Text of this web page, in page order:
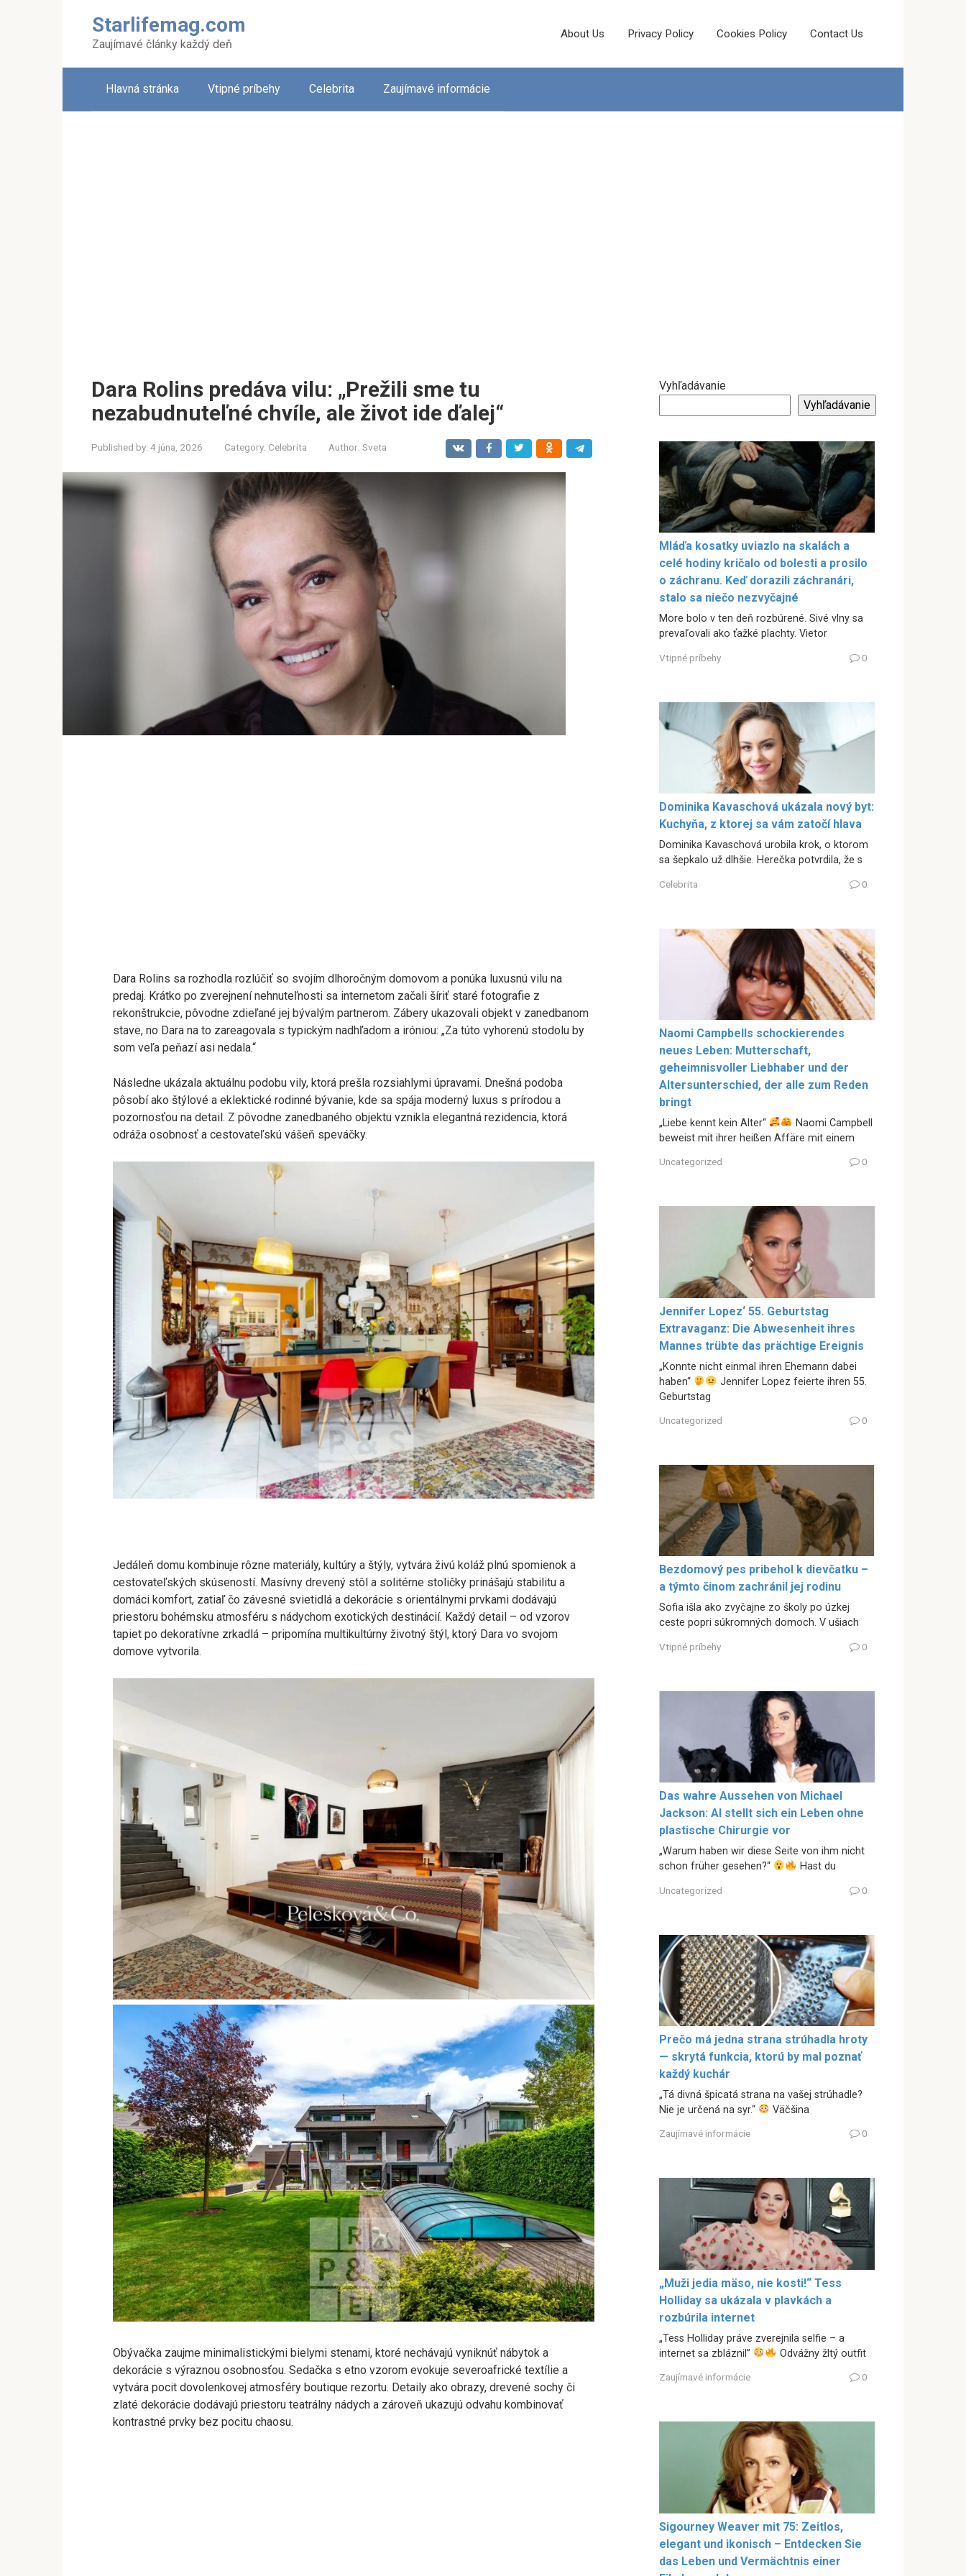
Starlifemag.com
Zaujímavé články každý deň
About Us Privacy Policy Cookies Policy Contact Us
Hlavná stránka Vtipné príbehy Celebrita Zaujímavé informácie
Dara Rolins predáva vilu: „Prežili sme tu
nezabudnuteľné chvíle, ale život ide ďalej“
Published by: 4 júna, 2026 Category: Celebrita Author: Sveta
Dara Rolins sa rozhodla rozlúčiť so svojím dlhoročným domovom a ponúka luxusnú vilu na
predaj. Krátko po zverejnení nehnuteľnosti sa internetom začali šíriť staré fotografie z
rekonštrukcie, pôvodne zdieľané jej bývalým partnerom. Zábery ukazovali objekt v zanedbanom
stave, no Dara na to zareagovala s typickým nadhľadom a iróniou: „Za túto vyhorenú stodolu by
som veľa peňazí asi nedala.“
Následne ukázala aktuálnu podobu vily, ktorá prešla rozsiahlymi úpravami. Dnešná podoba
pôsobí ako štýlové a eklektické rodinné bývanie, kde sa spája moderný luxus s prírodou a
pozornosťou na detail. Z pôvodne zanedbaného objektu vznikla elegantná rezidencia, ktorá
odráža osobnosť a cestovateľskú vášeň speváčky.
Jedáleň domu kombinuje rôzne materiály, kultúry a štýly, vytvára živú koláž plnú spomienok a
cestovateľských skúseností. Masívny drevený stôl a solitérne stoličky prinášajú stabilitu a
domáci komfort, zatiaľ čo závesné svietidlá a dekorácie s orientálnymi prvkami dodávajú
priestoru bohémsku atmosféru s nádychom exotických destinácií. Každý detail – od vzorov
tapiet po dekoratívne zrkadlá – pripomína multikultúrny životný štýl, ktorý Dara vo svojom
domove vytvorila.
Obývačka zaujme minimalistickými bielymi stenami, ktoré nechávajú vyniknúť nábytok a
dekorácie s výraznou osobnosťou. Sedačka s etno vzorom evokuje severoafrické textílie a
vytvára pocit dovolenkovej atmosféry boutique rezortu. Detaily ako obrazy, drevené sochy či
zlaté dekorácie dodávajú priestoru teatrálny nádych a zároveň ukazujú odvahu kombinovať
kontrastné prvky bez pocitu chaosu.
Vyhľadávanie
Vyhľadávanie
Mláďa kosatky uviazlo na skalách a
celé hodiny kričalo od bolesti a prosilo
o záchranu. Keď dorazili záchranári,
stalo sa niečo nezvyčajné
More bolo v ten deň rozbúrené. Sivé vlny sa
prevaľovali ako ťažké plachty. Vietor
Vtipné príbehy 0
Dominika Kavaschová ukázala nový byt:
Kuchyňa, z ktorej sa vám zatočí hlava
Dominika Kavaschová urobila krok, o ktorom
sa šepkalo už dlhšie. Herečka potvrdila, že s
Celebrita 0
Naomi Campbells schockierendes
neues Leben: Mutterschaft,
geheimnisvoller Liebhaber und der
Altersunterschied, der alle zum Reden
bringt
„Liebe kennt kein Alter“
Naomi Campbell
beweist mit ihrer heißen Affäre mit einem
Uncategorized 0
Jennifer Lopez‘ 55. Geburtstag
Extravaganz: Die Abwesenheit ihres
Mannes trübte das prächtige Ereignis
„Konnte nicht einmal ihren Ehemann dabei
haben“
Jennifer Lopez feierte ihren 55.
Geburtstag
Uncategorized 0
Bezdomový pes pribehol k dievčatku –
a týmto činom zachránil jej rodinu
Sofia išla ako zvyčajne zo školy po úzkej
ceste popri súkromných domoch. V ušiach
Vtipné príbehy 0
Das wahre Aussehen von Michael
Jackson: AI stellt sich ein Leben ohne
plastische Chirurgie vor
„Warum haben wir diese Seite von ihm nicht
schon früher gesehen?“
Hast du
Uncategorized 0
Prečo má jedna strana strúhadla hroty
— skrytá funkcia, ktorú by mal poznať
každý kuchár
„Tá divná špicatá strana na vašej strúhadle?
Nie je určená na syr.“
Väčšina
Zaujímavé informácie 0
„Muži jedia mäso, nie kosti!“ Tess
Holliday sa ukázala v plavkách a
rozbúrila internet
„Tess Holliday práve zverejnila selfie – a
internet sa zbláznil”
Odvážny žltý outfit
Zaujímavé informácie 0
Sigourney Weaver mit 75: Zeitlos,
elegant und ikonisch – Entdecken Sie
das Leben und Vermächtnis einer